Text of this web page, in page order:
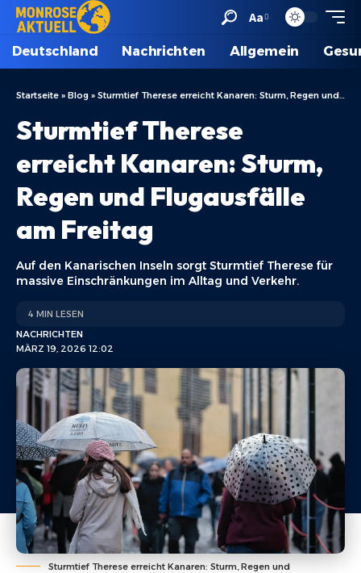
Aa
Deutschland Nachrichten Allgemein
Startseite » Blog » Sturmtief Therese erreicht Kanaren: Sturm, Regen und Flugausfälle am Freitag
Sturmtief Therese
erreicht Kanaren: Sturm,
Regen und Flugausfälle
am Freitag
Auf den Kanarischen Inseln sorgt Sturmtief Therese für
massive Einschränkungen im Alltag und Verkehr.
MÄRZ 19, 2026 12:02
NACHRICHTEN
4 MIN LESEN
Sturmtief Therese erreicht Kanaren: Sturm, Regen und